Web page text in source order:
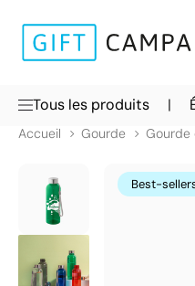
Tous les produits |
Accueil Gourde Gourde
Best-